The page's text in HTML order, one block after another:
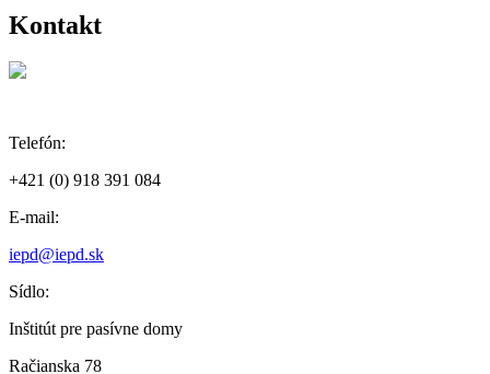
Kontakt
Telefón:
+421 (0) 918 391 084
E-mail:
iepd@iepd.sk
Sídlo:
Inštitút pre pasívne domy
Račianska 78